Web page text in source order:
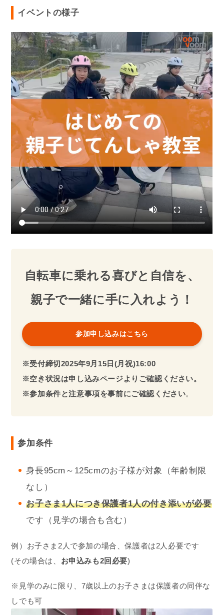
イベントの様子
自転車に乗れる喜びと自信を、
親子で一緒に手に入れよう！
参加申し込みはこちら
※受付締切2025年9月 15日(月祝)16:00
※空き状況は申し込みページよりご確認ください。
※参加条件と注意事項を事前にご確認ください。
参加条件
身長95cm～125cmのお子様が対象（年齢制限
なし）
お子さま1人につき保護者1人の付き添いが必要
です（見学の場合も含む）
例）お子さま2人で参加の場合、保護者は2人必要です
(その場合は、 お申込みも2回必要)
※見学のみに限り、7歳以上のお子さまは保護者の同伴な
しでも可